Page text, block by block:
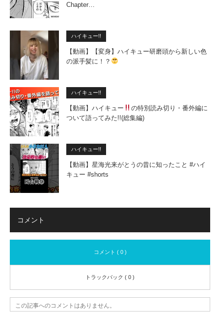
Chapter…
ハイキュー!!
【動画】【変身】ハイキュー研磨頭から新しい色
の派手髪に！？
ハイキュー!!
【動画】ハイキュー
の特別読み切り・番外編に
ついて語ってみた!!(総集編)
ハイキュー!!
【動画】星海光来がとうの昔に知ったこと #ハイ
キュー #shorts
コメント
コメント ( 0 )
トラックバック ( 0 )
この記事へのコメントはありません。